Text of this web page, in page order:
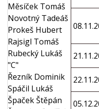
Měsíček Tomáš
Novotný Tadeáš
Prokeš Hubert
Rajsigl Tomáš
Rubecký Lukáš
"C"
Řezník Dominik
Spáčil Lukáš
Špaček Štěpán